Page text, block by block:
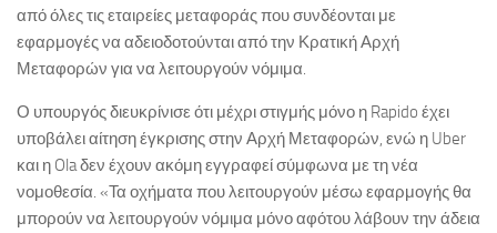
από όλες τις εταιρείες μεταφοράς που συνδέονται με
εφαρμογές να αδειοδοτούνται από την Κρατική Αρχή
Μεταφορών για να λειτουργούν νόμιμα.
Ο υπουργός διευκρίνισε ότι μέχρι στιγμής μόνο η Rapido έχει
υποβάλει αίτηση έγκρισης στην Αρχή Μεταφορών, ενώ η Uber
και η Ola δεν έχουν ακόμη εγγραφεί σύμφωνα με τη νέα
νομοθεσία. «Τα οχήματα που λειτουργούν μέσω εφαρμογής θα
μπορούν να λειτουργούν νόμιμα μόνο αφότου λάβουν την άδεια